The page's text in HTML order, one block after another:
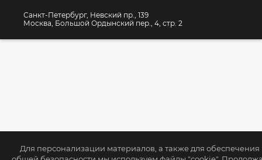
Для персонализации материалов, а также для обеспечения
Санкт-Петербург, Невский пр., 139
Москва, Большой Ордынский пер., 4, стр. 2